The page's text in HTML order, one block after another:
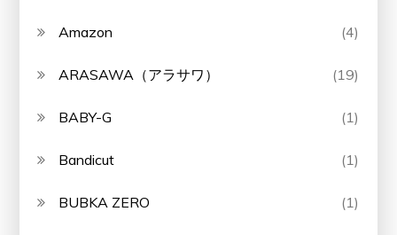
Amazon (4)
ARASAWA（アラサワ） (19)
BABY-G (1)
Bandicut (1)
BUBKA ZERO (1)